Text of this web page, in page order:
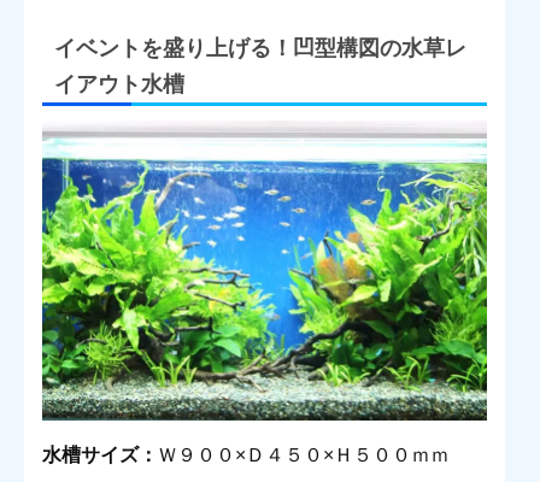
イベントを盛り上げる！凹型構図の水草レ
イアウト水槽
水槽サイズ： Ｗ９００×Ｄ４５０×Ｈ５００ｍｍ